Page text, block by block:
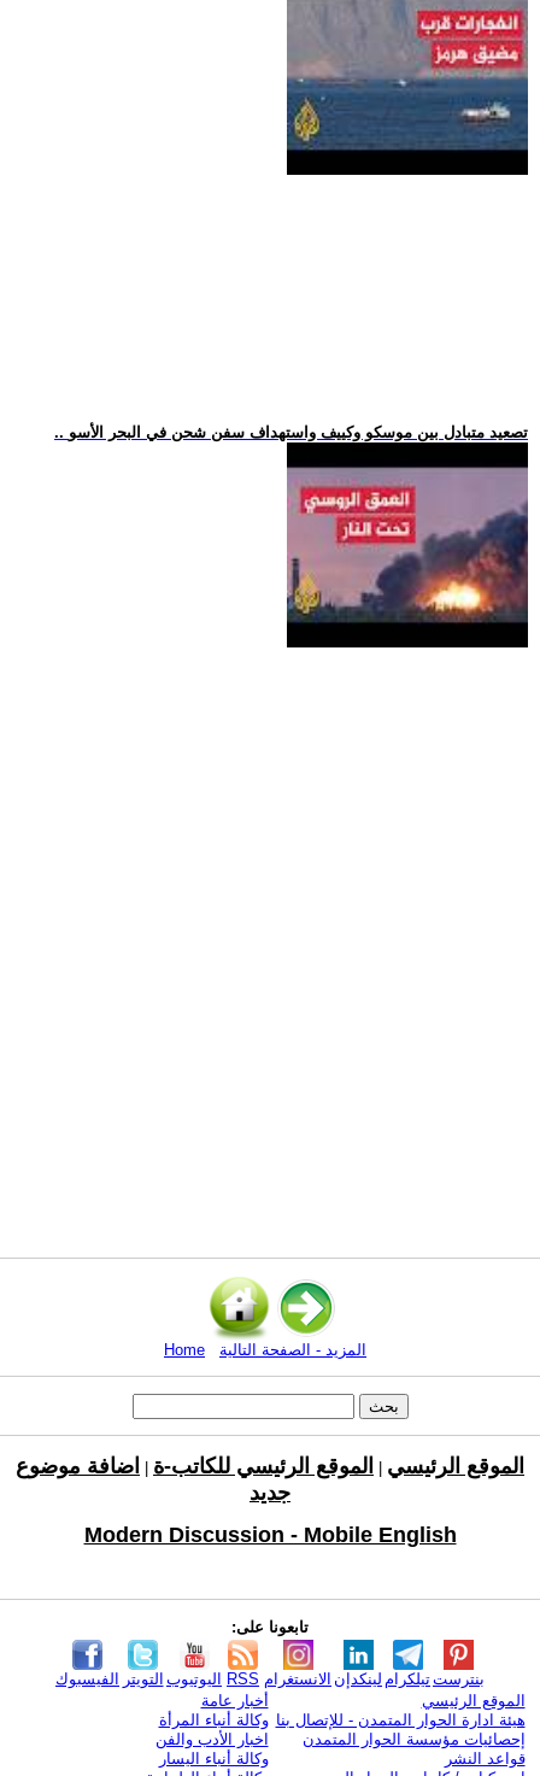
.. تصعيد متبادل بين موسكو وكييف واستهداف سفن شحن في البحر الأسو
Home المزيد - الصفحة التالية
الموقع الرئيسي الموقع الرئيسي للكاتب-ة
اضافة موضوع
جديد
Modern Discussion - Mobile English
تابعونا على:
الفيسبوك التويتر اليوتيوب RSS الانستغرام لينكدإن تيلكرامبنترست
الموقع الرئيسي
هيئة ادارة الحوار المتمدن - للإتصال بنا
إحصائيات مؤسسة الحوار المتمدن
قواعد النشر
أخبار عامة
وكالة أنباء المرأة
اخبار الأدب والفن
وكالة أنباء اليسار